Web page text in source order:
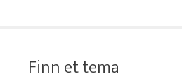
Finn et tema